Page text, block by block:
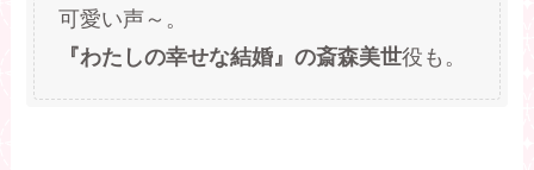
可愛い声～。
『わたしの幸せな結婚』の斎森美世役も。